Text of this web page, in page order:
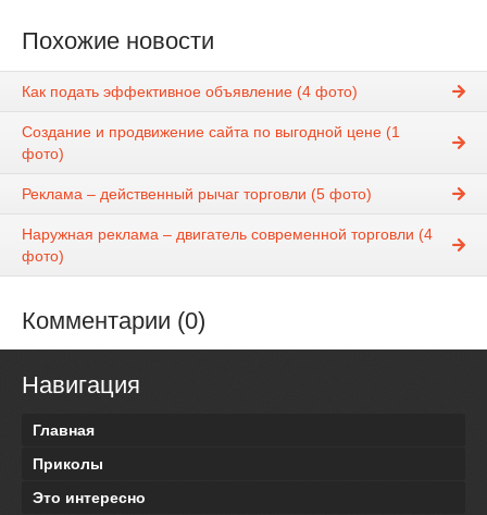
Похожие новости
Как подать эффективное объявление (4 фото)
Создание и продвижение сайта по выгодной цене (1
фото)
Реклама – действенный рычаг торговли (5 фото)
Наружная реклама – двигатель современной торговли (4
фото)
Комментарии (0)
Навигация
Главная
Приколы
Это интересно